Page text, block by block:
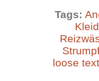
Tags:
loose